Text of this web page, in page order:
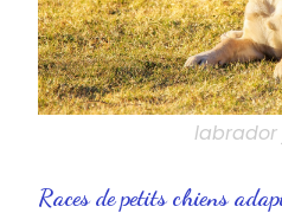
labrador
Races de petits chiens